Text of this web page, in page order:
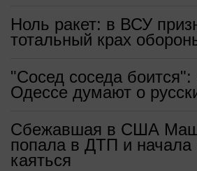
Ноль ракет: в ВСУ
тотальный крах
"Сосед соседа боится":
Одессе думают о
Сбежавшая в США
попала в ДТП и начала
каяться